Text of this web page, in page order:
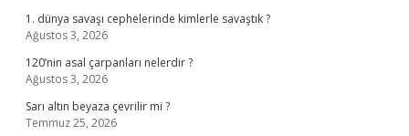
1. dünya savaşı cephelerinde kimlerle savaştık ?
Ağustos 3, 2026
120’nin asal çarpanları nelerdir ?
Ağustos 3, 2026
Sarı altın beyaza çevrilir mi ?
Temmuz 25, 2026